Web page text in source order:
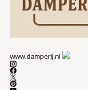
www.damperij.nl